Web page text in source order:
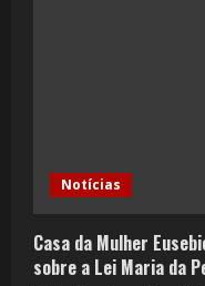
Notícias
Casa da Mulher
sobre a Lei Maria da